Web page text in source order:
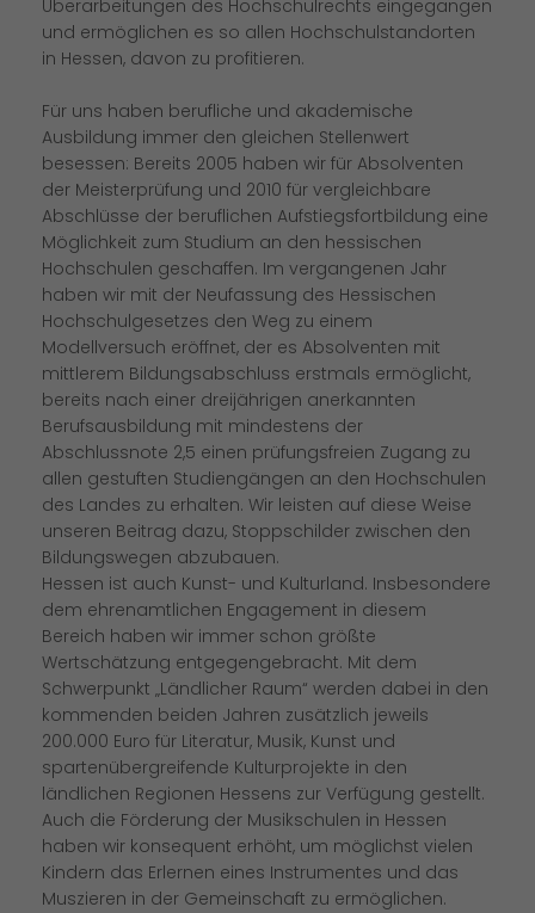
Überarbeitungen des Hochschulrechts eingegangen
und ermöglichen es so allen Hochschulstandorten
in Hessen, davon zu profitieren.
Für uns haben berufliche und akademische
Ausbildung immer den gleichen Stellenwert
besessen: Bereits 2005 haben wir für Absolventen
der Meisterprüfung und 2010 für vergleichbare
Abschlüsse der beruflichen Aufstiegsfortbildung eine
Möglichkeit zum Studium an den hessischen
Hochschulen geschaffen. Im vergangenen Jahr
haben wir mit der Neufassung des Hessischen
Hochschulgesetzes den Weg zu einem
Modellversuch eröffnet, der es Absolventen mit
mittlerem Bildungsabschluss erstmals ermöglicht,
bereits nach einer dreijährigen anerkannten
Berufsausbildung mit mindestens der
Abschlussnote 2,5 einen prüfungsfreien Zugang zu
allen gestuften Studiengängen an den Hochschulen
des Landes zu erhalten. Wir leisten auf diese Weise
unseren Beitrag dazu, Stoppschilder zwischen den
Bildungswegen abzubauen.
Hessen ist auch Kunst- und Kulturland. Insbesondere
dem ehrenamtlichen Engagement in diesem
Bereich haben wir immer schon größte
Wertschätzung entgegengebracht. Mit dem
Schwerpunkt „Ländlicher Raum“ werden dabei in den
kommenden beiden Jahren zusätzlich jeweils
200.000 Euro für Literatur, Musik, Kunst und
spartenübergreifende Kulturprojekte in den
ländlichen Regionen Hessens zur Verfügung gestellt.
Auch die Förderung der Musikschulen in Hessen
haben wir konsequent erhöht, um möglichst vielen
Kindern das Erlernen eines Instrumentes und das
Muszieren in der Gemeinschaft zu ermöglichen.